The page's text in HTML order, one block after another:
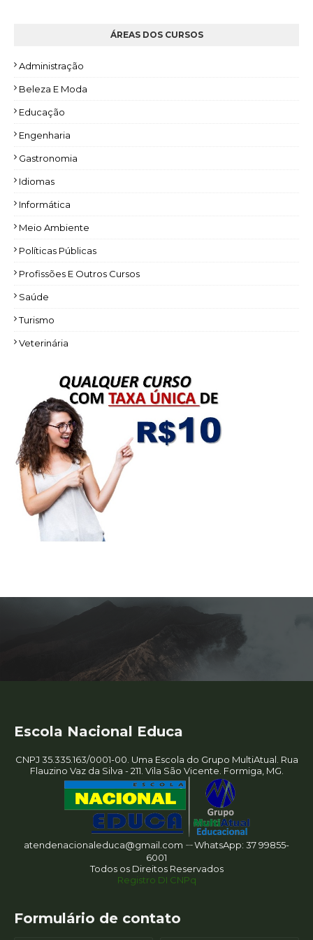
ÁREAS DOS CURSOS
Administração
Beleza E Moda
Educação
Engenharia
Gastronomia
Idiomas
Informática
Meio Ambiente
Políticas Públicas
Profissões E Outros Cursos
Saúde
Turismo
Veterinária
Escola Nacional Educa
CNPJ 35.335.163/0001-00. Uma Escola do Grupo MultiAtual. Rua
Flauzino Vaz da Silva - 211. Vila São Vicente. Formiga, MG.
atendenacionaleduca@gmail.com ㄧWhatsApp: 37 99855-
6001
Todos os Direitos Reservados
Registro DI CNPq
Formulário de contato